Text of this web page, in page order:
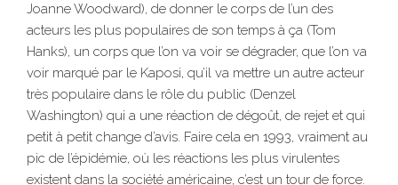
Joanne Woodward), de donner le corps de l’un des
acteurs les plus populaires de son temps à ça (Tom
Hanks), un corps que l’on va voir se dégrader, que l’on va
voir marqué par le Kaposi, qu’il va mettre un autre acteur
très populaire dans le rôle du public (Denzel
Washington) qui a une réaction de dégoût, de rejet et qui
petit à petit change d’avis. Faire cela en 1993, vraiment au
pic de l’épidémie, où les réactions les plus virulentes
existent dans la société américaine, c’est un tour de force.